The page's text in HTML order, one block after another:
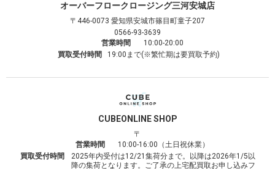
オーバーフロークロージング三河安城店
〒446-0073 愛知県安城市篠目町童子207
0566-93-3639
営業時間
10:00-20:00
買取受付時間
19:00まで(※繁忙期は要買取予約)
CUBEONLINE SHOP
〒
営業時間
10:00-16:00（土日祝休業）
買取受付時間
2025年内受付は12/21集荷分まで。以降は2026年1/5以
降の集荷となります。ご了承の上宅配買取お申し込みフ